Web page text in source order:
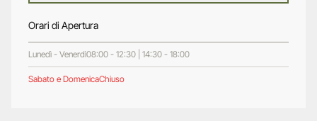
Orari di Apertura
Lunedì - Venerdì08:00 - 12:30 | 14:30 - 18:00
Sabato e DomenicaChiuso